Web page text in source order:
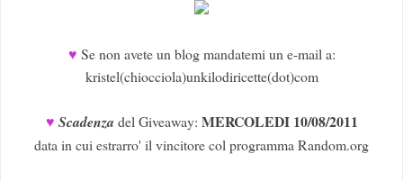
♥ Se non avete un blog mandatemi un e-mail a:
kristel(chiocciola)unkilodiricette(dot)com
♥ Scadenza del Giveaway: MERCOLEDI 10/08/2011
data in cui estrarro' il vincitore col programma Random.org